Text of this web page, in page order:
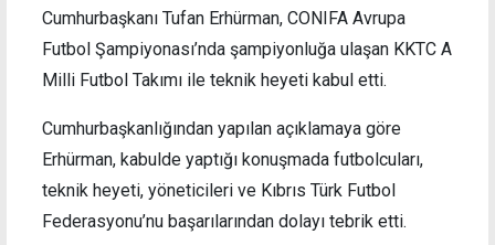
Cumhurbaşkanı Tufan Erhürman, CONIFA Avrupa
Futbol Şampiyonası’nda şampiyonluğa ulaşan KKTC A
Milli Futbol Takımı ile teknik heyeti kabul etti.
Cumhurbaşkanlığından yapılan açıklamaya göre
Erhürman, kabulde yaptığı konuşmada futbolcuları,
teknik heyeti, yöneticileri ve Kıbrıs Türk Futbol
Federasyonu’nu başarılarından dolayı tebrik etti.